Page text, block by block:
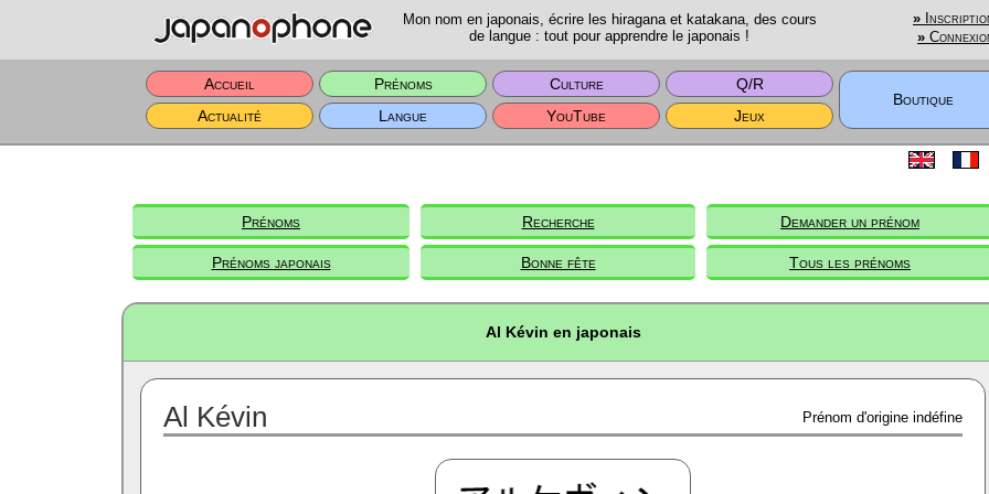
Mon nom en japonais, écrire les hiragana et katakana, des cours
de langue : tout pour apprendre le japonais !
»
»
Accueil Prénoms Culture
Q/R
Boutique
Actualité
Langue YouTube Jeux
Prénoms Recherche Demander un prénom
Prénoms japonais Bonne fête Tous les prénoms
Al Kévin en japonais
Al Kévin Prénom d'origine indéfine